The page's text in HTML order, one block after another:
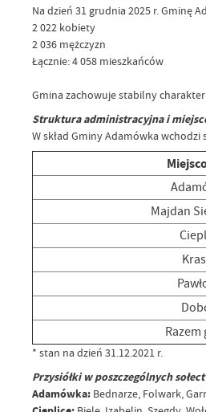
Na dzień 31 grudnia 2025 r. Gminę
2 022 kobiety
2 036 mężczyzn
Łącznie: 4 058 mieszkańców
Gmina zachowuje stabilny
Struktura administracyjna i
W skład Gminy Adamówka wchodzi
Majdan
Razem
* stan na dzień 31.12.2021 r.
Przysiółki w poszczególnych
Adamówka:Bednarze, Folwark,